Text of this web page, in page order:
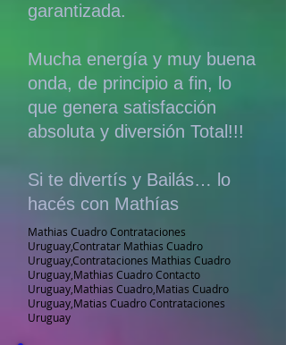
garantizada.
Mucha energía y muy buena
onda, de principio a fin, lo
que genera satisfacción
absoluta y diversión Total!!!
Si te divertís y Bailás… lo
hacés con Mathías
Mathias Cuadro Contrataciones
Uruguay,Contratar Mathias Cuadro
Uruguay,Contrataciones Mathias Cuadro
Uruguay,Mathias Cuadro Contacto
Uruguay,Mathias Cuadro,Matias Cuadro
Uruguay,Matias Cuadro Contrataciones
Uruguay